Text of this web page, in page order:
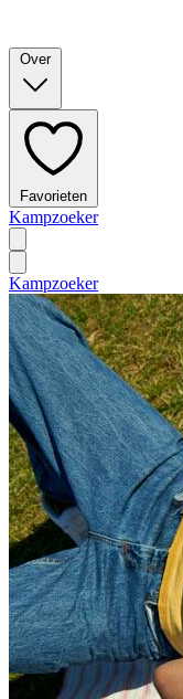
Over
Favorieten
Kampzoeker
Kampzoeker